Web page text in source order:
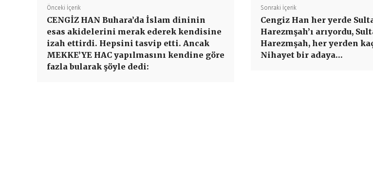
Önceki İçerik
CENGİZ HAN Buhara’da İslam dininin
esas akidelerini merak ederek kendisine
izah ettirdi. Hepsini tasvip etti. Ancak
MEKKE’YE HAC yapılmasını kendine göre
fazla bularak şöyle dedi:
Sonraki İçerik
Cengiz Han her yerde
Harezmşah’ı arıyordu,
Harezmşah, her yerden
Nihayet bir adaya…